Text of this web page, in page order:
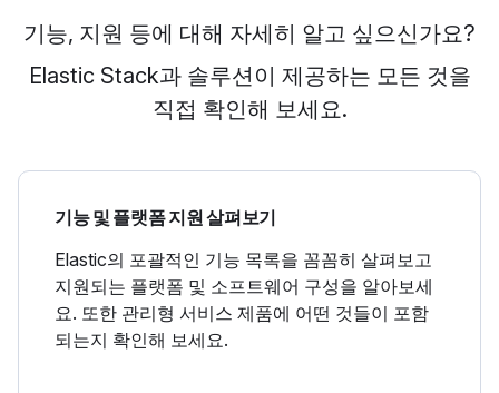
기능, 지원 등에 대해 자세히 알고 싶으신가요?
Elastic Stack과 솔루션이 제공하는 모든 것을
직접 확인해 보세요.
기능 및 플랫폼 지원 살펴보기
Elastic의 포괄적인 기능 목록을 꼼꼼히 살펴보고
지원되는 플랫폼 및 소프트웨어 구성을 알아보세
요. 또한 관리형 서비스 제품에 어떤 것들이 포함
되는지 확인해 보세요.